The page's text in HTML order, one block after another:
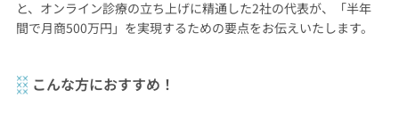
と、オンライン診療の立ち上げに精通した2社の代表が、「半年
間で月商500万円」を実現するための要点をお伝えいたします。
こんな方におすすめ！